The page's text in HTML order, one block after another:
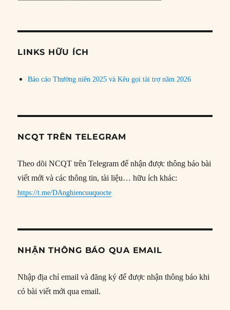
đề
LINKS HỮU ÍCH
Báo cáo Thường niên 2025 và Kêu gọi tài trợ năm 2026
NCQT TRÊN TELEGRAM
Theo dõi NCQT trên Telegram để nhận được thông báo bài
viết mới và các thông tin, tài liệu… hữu ích khác:
https://t.me/DAnghiencuuquocte
NHẬN THÔNG BÁO QUA EMAIL
Nhập địa chỉ email và đăng ký để được nhận thông báo khi
có bài viết mới qua email.